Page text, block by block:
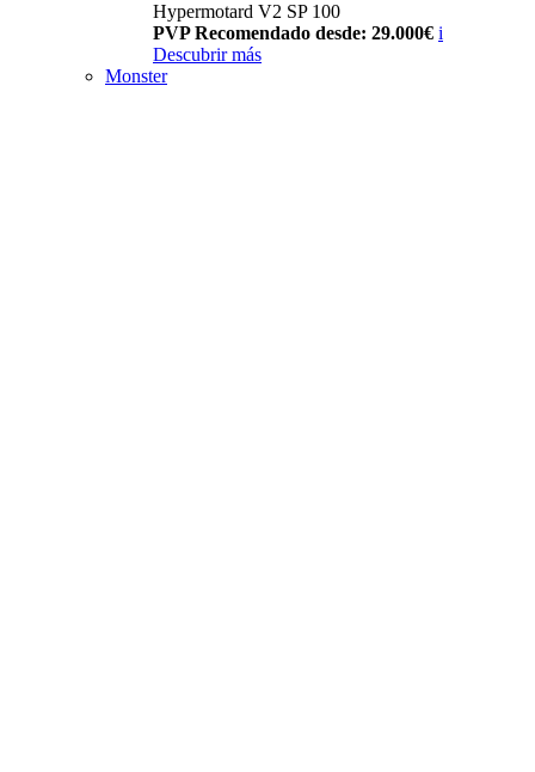
Hypermotard V2 SP 100
PVP Recomendado desde: 29.000€ i
Descubrir más
Monster